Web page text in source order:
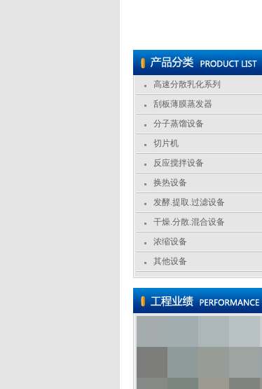
高速分散乳化系列
刮板薄膜蒸发器
分子蒸馏设备
切片机
反应搅拌设备
换热设备
发酵.提取.过滤设备
干燥.分散.混合设备
浓缩设备
其他设备